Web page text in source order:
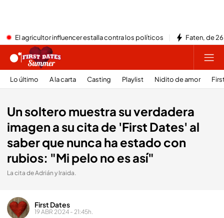
El agricultor influencer estalla contra los políticos Faten, de
Lo último A la carta Casting Playlist Nidito de amor
Un soltero muestra su verdadera
imagen a su cita de 'First Dates' al
saber que nunca ha estado con
rubios: "Mi pelo no es así"
La cita de Adrián y Iraida.
First Dates
19 ABR 2024 - 21:45h.